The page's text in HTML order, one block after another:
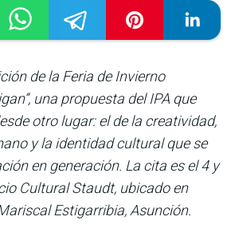
de la Feria de Invierno
una propuesta del IPA que
otro lugar: el de la creatividad,
y la identidad cultural que se
en generación. La cita es el 4 y
Cultural Staudt, ubicado en
Estigarribia, Asunción.